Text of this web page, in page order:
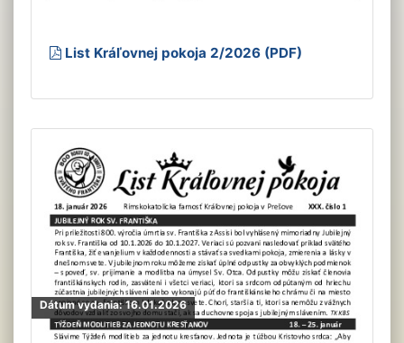
List Kráľovnej pokoja 2/2026 (PDF)
Dátum vydania: 16.01.2026